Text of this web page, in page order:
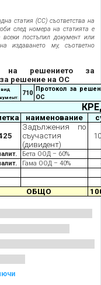
статия (СС) съответства на
след номера на статията е
постъпил документ или
издаването му, съответно
на решението за
решение на ОС
вид
710
Протокол за
ОС
наименование
Задължения по
съучастия
(дивидент)
Бета ООД – 60%
Гама ООД – 40%
ОБЩО